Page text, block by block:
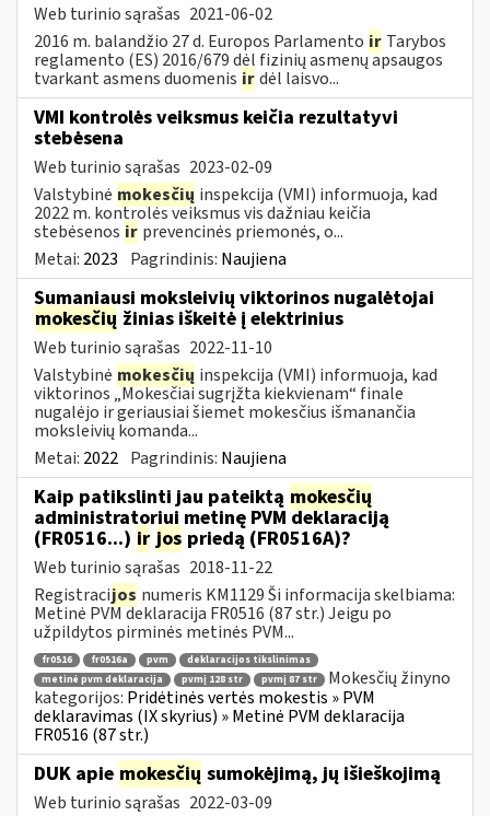
Web turinio sąrašas 2021-06-02
2016 m. balandžio 27 d. Europos Parlamento ir Tarybos
reglamento (ES) 2016/679 dėl fizinių asmenų apsaugos
tvarkant asmens duomenis irdėl laisvo...
VMI kontrolės veiksmus keičia rezultatyvi
stebėsena
Web turinio sąrašas 2023-02-09
Valstybinė mokesčių inspekcija (VMI) informuoja, kad
2022 m. kontrolės veiksmus vis dažniau keičia
stebėsenos ir prevencinės priemonės, o...
Metai: 2023 Pagrindinis: Naujiena
Sumaniausi moksleivių viktorinos nugalėtojai
mokesčių žinias iškeitė į elektrinius
Web turinio sąrašas 2022-11-10
Valstybinė mokesčių inspekcija (VMI) informuoja, kad
viktorinos „Mokesčiai sugrįžta kiekvienam“ finale
nugalėjo ir geriausiai šiemet mokesčius išmanančia
moksleivių komanda...
Metai: 2022 Pagrindinis: Naujiena
Kaip patikslinti jau pateiktą mokesčių
administratoriui metinę PVM deklaraciją
(FR0516...) ir jos priedą (FR0516A)?
Web turinio sąrašas 2018-11-22
Registracijos numeris KM1129 Ši informacija skelbiama:
Metinė PVM deklaracija FR0516 (87 str.) Jeigu po
užpildytos pirminės metinės PVM...
fr0516 fr0516a pvm
deklaracijos tikslinimas
metinė pvm deklaracija
pvmį 128 str pvmį 87 str
Mokesčių žinyno
kategorijos: Pridėtinės vertės mokestis » PVM
deklaravimas (IX skyrius) » Metinė PVM deklaracija
FR0516 (87 str.)
DUK apie mokesčių sumokėjimą, jų išieškojimą
Web turinio sąrašas 2022-03-09